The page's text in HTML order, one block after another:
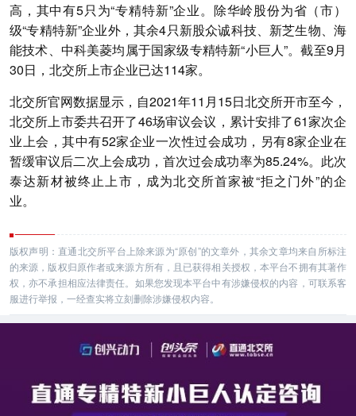
高，其中有5只为“专精特新”企业。除华岭股份为省（市）
级“专精特新”企业外，其余4只新股众诚科技、新芝生物、海
能技术、中科美菱均属于国家级专精特新“小巨人”。截至9月
30日，北交所上市企业已达114家。
北交所官网数据显示，自2021年11月15日北交所开市至今，
北交所上市委共召开了46场审议会议，累计安排了61家次企
业上会，其中有52家企业一次性过会成功，另有8家企业在
暂缓审议后二次上会成功，首次过会成功率为85.24%。此次
泰达新材被终止上市，成为北交所首家被“拒之门外”的企
业。
版权声明：直通北交所平台上除来源为“原创”的文章外，其余文章均来自所标注
的来源，版权归原作者或来源方所有，且已获得相关授权，本平台不拥有其著作
权，亦不承担相应法律责任。如果您发现本平台中有涉嫌侵权的内容，可联系客
服进行举报，一经查实将立刻删除涉嫌侵权内容。